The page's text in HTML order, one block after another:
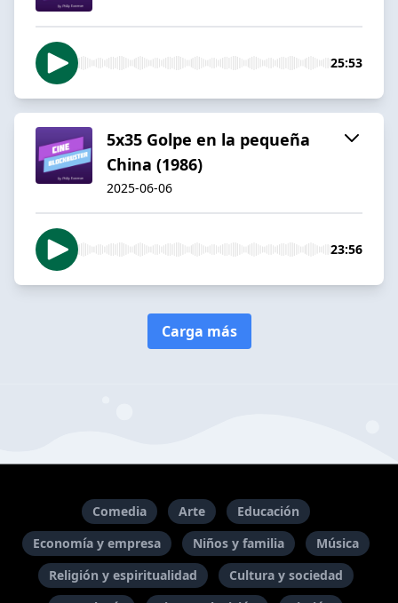
25:53
5x35 Golpe en la pequeña
China (1986)
2025-06-06
23:56
Carga más
Comedia Arte
Educación
Economía y empresa
Niños y familia
Música
Religión y espiritualidad
Cultura y sociedad